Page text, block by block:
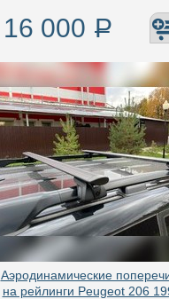
16 000 Р
Аэродинамические
на рейлинги Peugeot 206